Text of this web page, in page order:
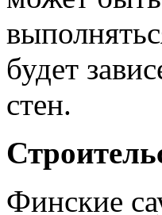
будет
стен.
Финские